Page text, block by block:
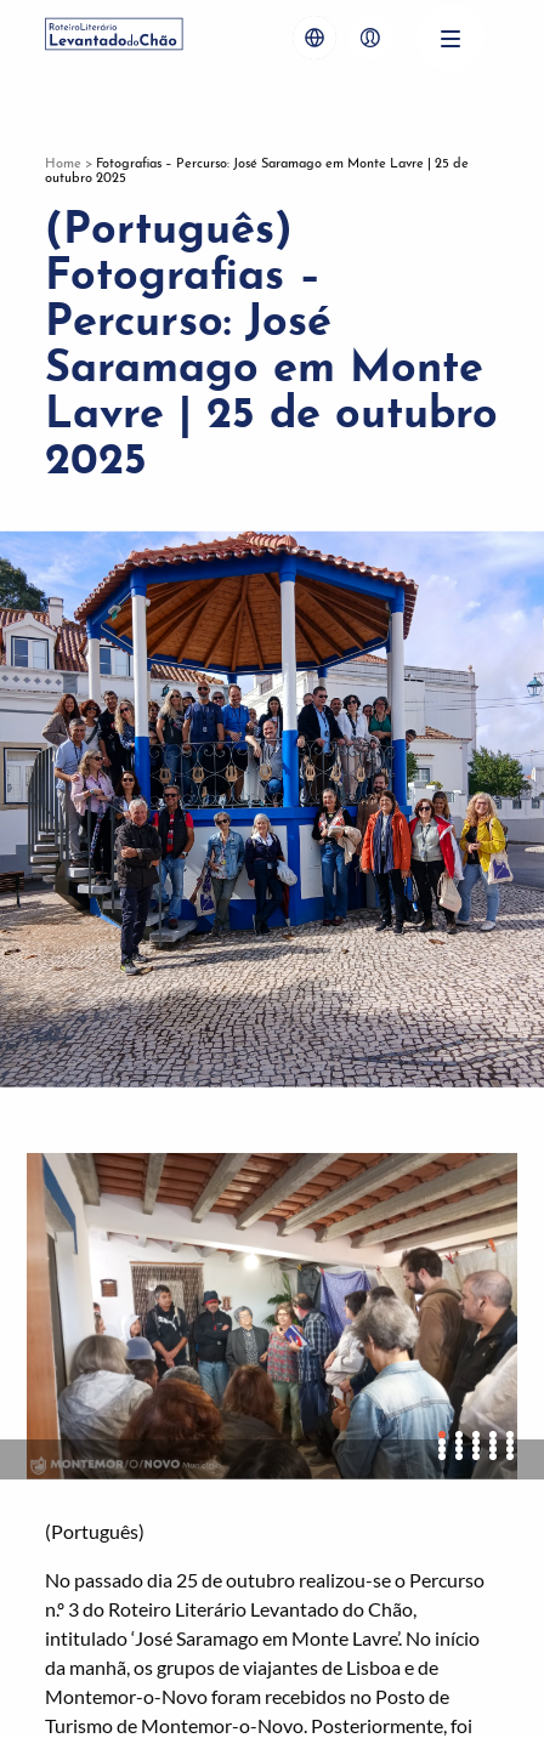
Home > Fotografias – Percurso: José Saramago em Monte Lavre | 25 de
outubro 2025
(Português)
Fotografias –
Percurso: José
Saramago em Monte
Lavre | 25 de outubro
2025
(Português)
No passado dia 25 de outubro realizou-se o Percurso
n.º 3 do Roteiro Literário Levantado do Chão,
intitulado ‘José Saramago em Monte Lavre’. No início
da manhã, os grupos de viajantes de Lisboa e de
Montemor-o-Novo foram recebidos no Posto de
Turismo de Montemor-o-Novo. Posteriormente, foi